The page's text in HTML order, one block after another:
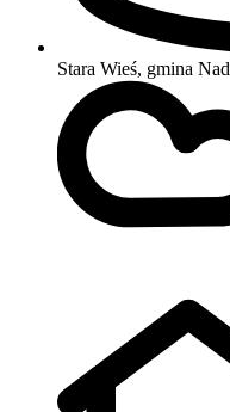
Stara Wieś, gmina